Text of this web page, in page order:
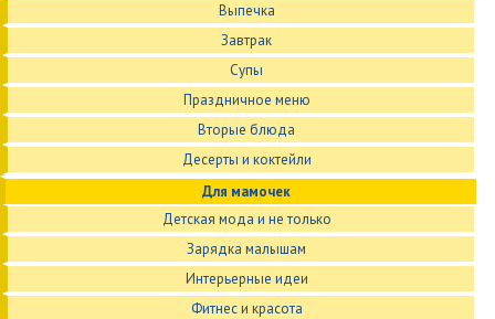
Выпечка
Завтрак
Супы
Праздничное меню
Вторые блюда
Десерты и коктейли
Для мамочек
Детская мода и не только
Зарядка малышам
Интерьерные идеи
Фитнес и красота